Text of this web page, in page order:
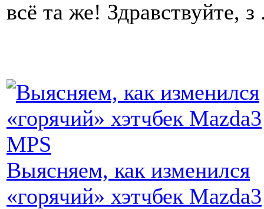
всё та же! Здравствуйте, з
Выясняем, как изменился
«горячий» хэтчбек Mazda3